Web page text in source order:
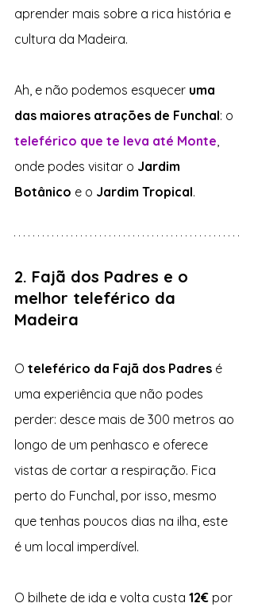
aprender mais sobre a rica história e
cultura da Madeira.
Ah, e não podemos esquecer uma
das maiores atrações de Funchal: o
teleférico que te leva até Monte,
onde podes visitar o Jardim
Botânico e o Jardim Tropical.
2. Fajã dos Padres e o
melhor teleférico da
Madeira
O teleférico da Fajã dos Padres é
uma experiência que não podes
perder: desce mais de 300 metros ao
longo de um penhasco e oferece
vistas de cortar a respiração. Fica
perto do Funchal, por isso, mesmo
que tenhas poucos dias na ilha, este
é um local imperdível.
O bilhete de ida e volta custa 12€ por